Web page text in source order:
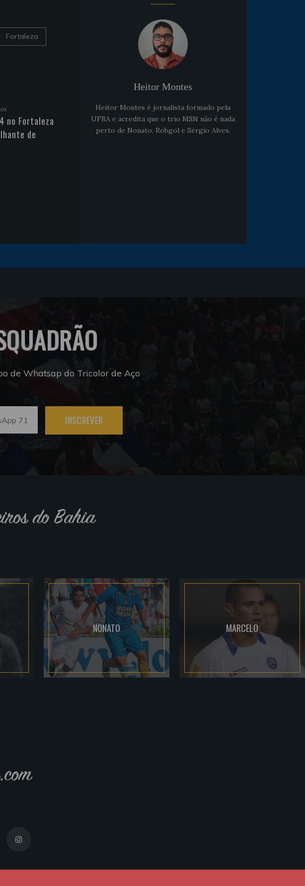
Fortaleza
no Fortaleza
de
Noticiashá 5 anos
Goleiro Douglas Friedrich
fica em observação após
Heitor Montes
Heitor Montes é jornalista formado pela
UFBA e acredita que o trio MSN não é nada
perto de Nonato, Robgol e Sérgio Alves.
de Whatsap do Tricolor de Aço
INSCREVER
do Bahia
NONATO MARCELO